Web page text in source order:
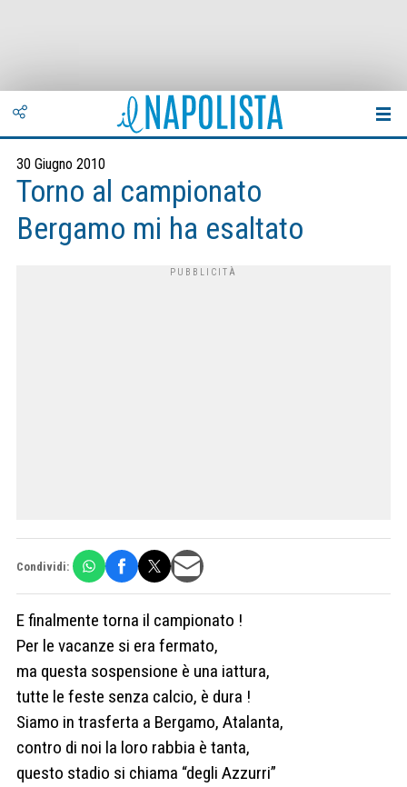
30 Giugno 2010
Torno al campionato
Bergamo mi ha esaltato
Condividi:
E finalmente torna il campionato !
Per le vacanze si era fermato,
ma questa sospensione è una iattura,
tutte le feste senza calcio, è dura !
Siamo in trasferta a Bergamo, Atalanta,
contro di noi la loro rabbia è tanta,
questo stadio si chiama “degli Azzurri”